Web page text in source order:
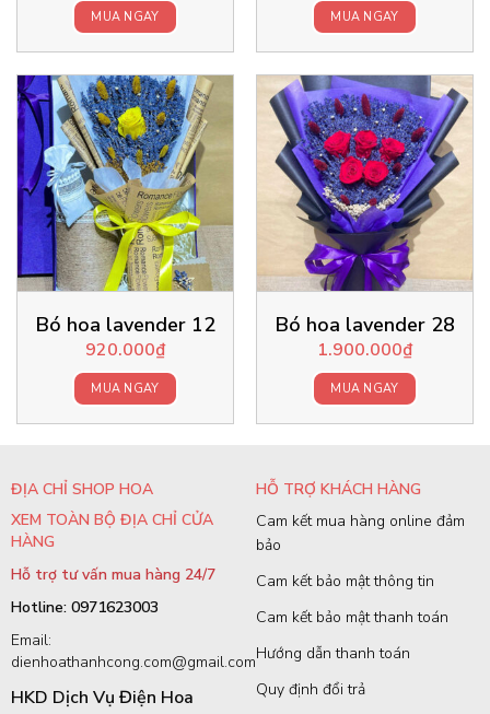
MUA NGAY MUA NGAY
Bó hoa lavender 12
920.000₫
MUA NGAY
Bó hoa lavender 28
1.900.000₫
MUA NGAY
ĐỊA CHỈ SHOP HOA
XEM TOÀN BỘ ĐỊA CHỈ CỬA
HÀNG
Hỗ trợ tư vấn mua hàng 24/7
Hotline: 0971623003
Email:
dienhoathanhcong.com@gmail.com
HKD Dịch Vụ Điện Hoa
HỖ TRỢ KHÁCH HÀNG
Cam kết mua hàng online đảm
bảo
Cam kết bảo mật thông tin
Cam kết bảo mật thanh toán
Hướng dẫn thanh toán
Quy định đổi trả